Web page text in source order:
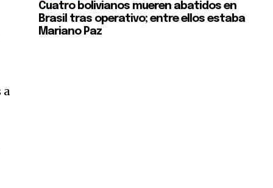
a
Cuatro bolivianos mueren abatidos en
Brasil tras operativo; entre ellos estaba
Mariano Paz